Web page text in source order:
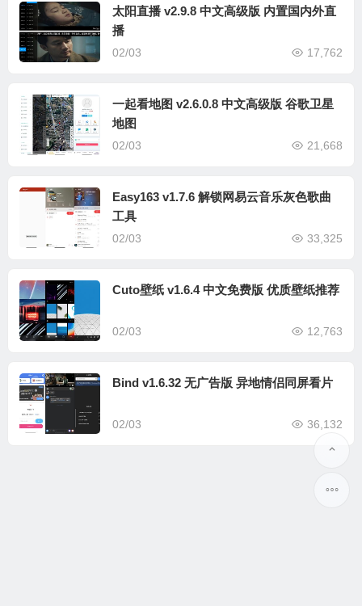
太阳直播 v2.9.8 中文高级版 内置国内外直
播
02/03 17,762
一起看地图 v2.6.0.8 中文高级版 谷歌卫星
地图
02/03 21,668
Easy163 v1.7.6 解锁网易云音乐灰色歌曲
工具
02/03 33,325
Cuto壁纸 v1.6.4 中文免费版 优质壁纸推荐
02/03 12,763
Bind v1.6.32 无广告版 异地情侣同屏看片
02/03 36,132